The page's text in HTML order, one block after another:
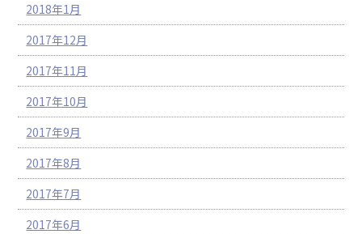
2018年1月
2017年12月
2017年11月
2017年10月
2017年9月
2017年8月
2017年7月
2017年6月